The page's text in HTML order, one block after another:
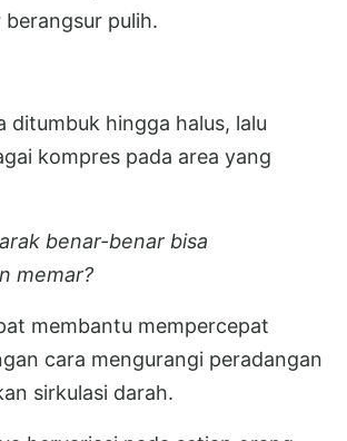
pulih.
ditumbuk hingga halus, lalu
kompres pada area yang
benar-benar bisa
memar?
membantu mempercepat
cara mengurangi peradangan
sirkulasi darah.